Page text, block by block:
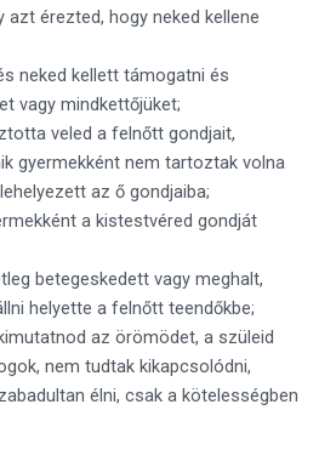
azt érezted, hogy neked kellene
neked kellett támogatni és
vagy mindkettőjüket;
veled a felnőtt gondjait,
gyermekként nem tartoztak volna
az ő gondjaiba;
a kistestvéred gondját
betegeskedett vagy meghalt,
helyette a felnőtt teendőkbe;
az örömödet, a szüleid
nem tudtak kikapcsolódni,
élni, csak a kötelességben